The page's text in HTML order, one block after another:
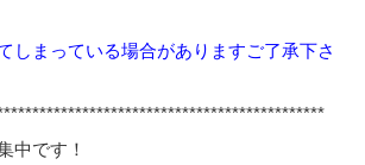
しまっている場合がありますご了承下さ
中です！